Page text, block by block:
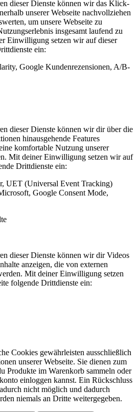
dieser Dienste können wir das Klick-
unserer Webseite nachvollziehen
um unsere Webseite zu
insgesamt laufend zu
Einwilligung setzen wir auf dieser
ein:
Google Kundenrezensionen, A/B-
dieser Dienste können wir dir über die
hinausgehende Features
komfortable Nutzung unserer
Mit deiner Einwilligung setzen wir auf
Drittdienste ein:
UET (Universal Event Tracking)
Google Consent Mode,
dieser Dienste können wir dir Videos
anzeigen, die von externen
Mit deiner Einwilligung setzen
folgende Drittdienste ein:
Cookies gewährleisten ausschließlich
unserer Webseite. Sie dienen zum
Produkte im Warenkorb sammeln oder
einloggen kannst. Ein Rückschluss
nicht möglich und dadurch
niemals an Dritte weitergegeben.